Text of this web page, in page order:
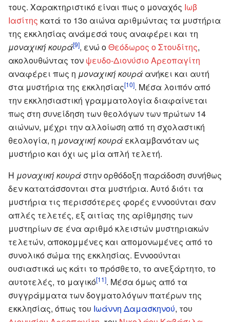
τους. Χαρακτηριστικό είναι πως ο μοναχός Ιωβ
Ιασίτης κατά το 13ο αιώνα αριθμώντας τα μυστήρια
της εκκλησίας ανάμεσά τους αναφέρει και τη
μοναχική κουρά[9], ενώ οΘεόδωρος ο Στουδίτης,
ακολουθώντας τον ψευδο-Διονύσιο Αρεοπαγίτη
αναφέρει πως η μοναχική κουρά ανήκει και αυτή
στα μυστήρια της εκκλησίας[10]. Μέσα λοιπόν από
την εκκλησιαστική γραμματολογία διαφαίνεται
πως στη συνείδηση των θεολόγων των πρώτων 14
αιώνων, μέχρι την αλλοίωση από τη σχολαστική
θεολογία, η μοναχική κουρά εκλαμβανόταν ως
μυστήριο και όχι ως μία απλή τελετή.
Η μοναχική κουρά στην ορθόδοξη παράδοση συνήθως
δεν κατατάσσονται στα μυστήρια. Αυτό διότι τα
μυστήρια τις περισσότερες φορές εννοούνται σαν
απλές τελετές, εξ αιτίας της αρίθμησης των
μυστηρίων σε ένα αριθμό κλειστών μυστηριακών
τελετών, αποκομμένες και απομονωμένες από το
συνολικό σώμα της εκκλησίας. Εννοούνται
ουσιαστικά ως κάτι το πρόσθετο, το ανεξάρτητο, το
αυτοτελές, το μαγικό[11]. Μέσα όμως από τα
συγγράμματα των δογματολόγων πατέρων της
εκκλησίας, όπως του Ιωάννη Δαμασκηνού, του